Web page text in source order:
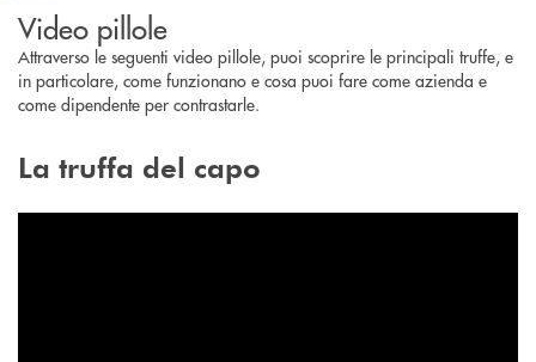
Video pillole
Attraverso le seguenti video pillole, puoi scoprire le principali truffe, e
in particolare, come funzionano e cosa puoi fare come azienda e
come dipendente per contrastarle.
La truffa del capo